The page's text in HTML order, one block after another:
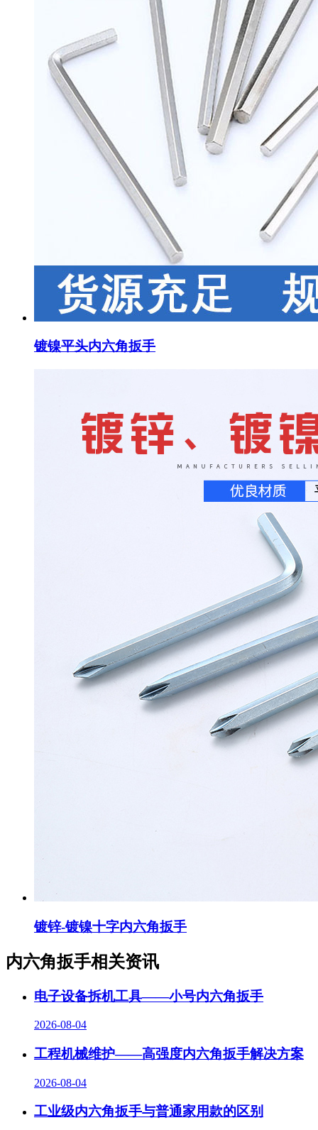
镀镍平头内六角扳手
镀锌-镀镍十字内六角扳手
内六角扳手相关资讯
电子设备拆机工具——小号内六角扳手
2026-08-04
工程机械维护——高强度内六角扳手解决方案
2026-08-04
工业级内六角扳手与普通家用款的区别